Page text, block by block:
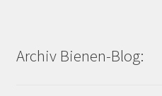
Archiv Bienen-Blog: